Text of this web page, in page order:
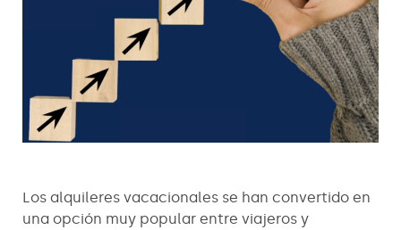
Los alquileres vacacionales se han convertido en
una opción muy popular entre viajeros y